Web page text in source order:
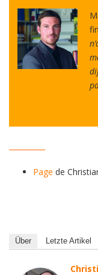
Page de
Über Letzte Artikel